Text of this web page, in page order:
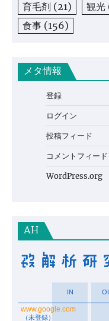
育毛剤 (21) 観光
食事 (156)
メタ情報
登録
ログイン
投稿フィード
コメントフィード
WordPress.org
AH